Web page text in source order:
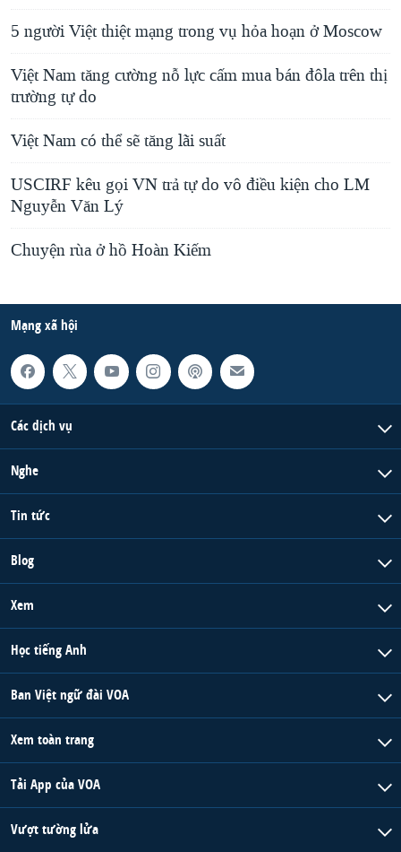
5 người Việt thiệt mạng trong vụ hỏa hoạn ở Moscow
Việt Nam tăng cường nỗ lực cấm mua bán đôla trên thị
trường tự do
Việt Nam có thể sẽ tăng lãi suất
USCIRF kêu gọi VN trả tự do vô điều kiện cho LM
Nguyễn Văn Lý
Chuyện rùa ở hồ Hoàn Kiếm
Mạng xã hội
Các dịch vụ
Nghe
Tin tức
Blog
Xem
Học tiếng Anh
Ban Việt ngữ đài VOA
Xem toàn trang
Tải App của VOA
Vượt tường lửa